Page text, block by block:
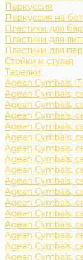
Перкуссия
Перкуссия на
Пластики для
Пластики для
Пластики для
Стойки и стулья
Тарелки
Agean Cymbals
Agean Cymbals,
Agean Cymbals,
Agean Cymbals,
Agean Cymbals,
Agean Cymbals,
Agean Cymbals,
Agean Cymbals,
Agean Cymbals,
Agean Cymbals,
Agean Cymbals,
Agean Cymbals,
Agean Cymbals,
Agean Cymbals,
Agean Cymbals,
Agean Cymbals,
Agean Cymbals,